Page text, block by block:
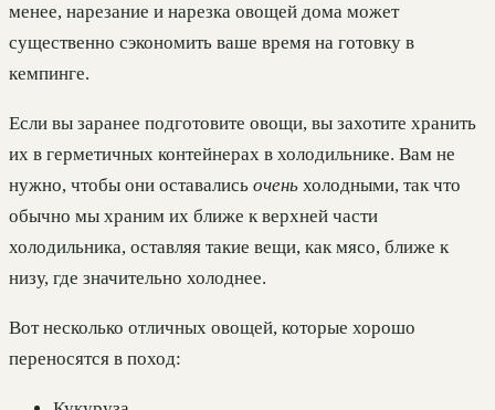
менее, нарезание и нарезка овощей дома может
существенно сэкономить ваше время на готовку в
кемпинге.
Если вы заранее подготовите овощи, вы захотите хранить
их в герметичных контейнерах в холодильнике. Вам не
нужно, чтобы они оставались очень холодными, так что
обычно мы храним их ближе к верхней части
холодильника, оставляя такие вещи, как мясо, ближе к
низу, где значительно холоднее.
Вот несколько отличных овощей, которые хорошо
переносятся в поход: